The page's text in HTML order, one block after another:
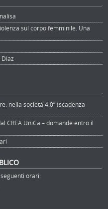
sul corpo femminile. Una
nella società 4.0” (scadenza
CREA UniCa – domande entro il
orari: